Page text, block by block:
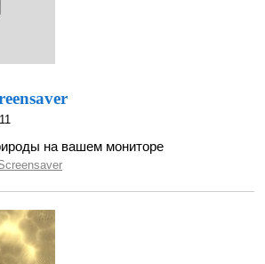
на вашем мониторе